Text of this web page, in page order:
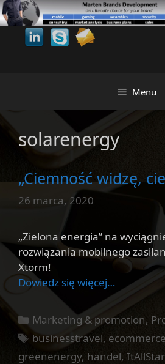
Przejdź
do
Menu
solarenergy
„Ciemność widzę,
26 marca, 2020
„Zielona energia” na
rozwiązania mobilnego
Xtorm!
Dowiedz się więcej…
Kategorie
Marketing & promotion,
Tagi
businesstravel, ecommerce
greenenergy, handel,